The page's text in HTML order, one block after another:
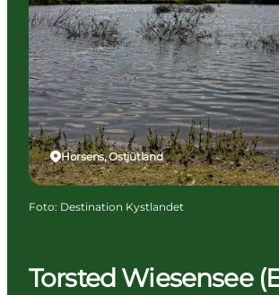
Regionen
Erlebnisse
Unterkünfte
Reiseplanung
Torsted Wiesensee
Horsens, Ostjütland
Foto: Destination Kystlandet